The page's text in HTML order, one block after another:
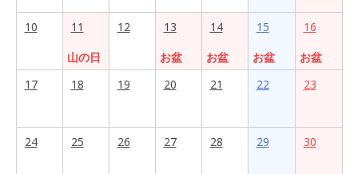
10
11
山の日
12
13
お盆
14
お盆
15
お盆
16
お盆
17
18 19 20 21 22 23
24 25 26 27 28 29 30